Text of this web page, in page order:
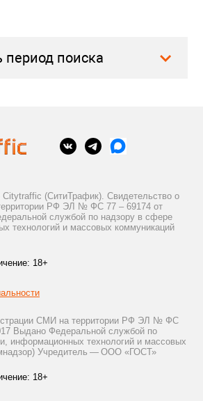
период поиска
(СитиТрафик). Свидетельство о
РФ ЭЛ № ФС 77 – 69174 от
службой по надзору в сфере
технологий и массовых коммуникаций
18+
СМИ на территории РФ ЭЛ № ФС
Выдано Федеральной службой по
информационных технологий и массовых
Учредитель — ООО «ГОСТ»
18+